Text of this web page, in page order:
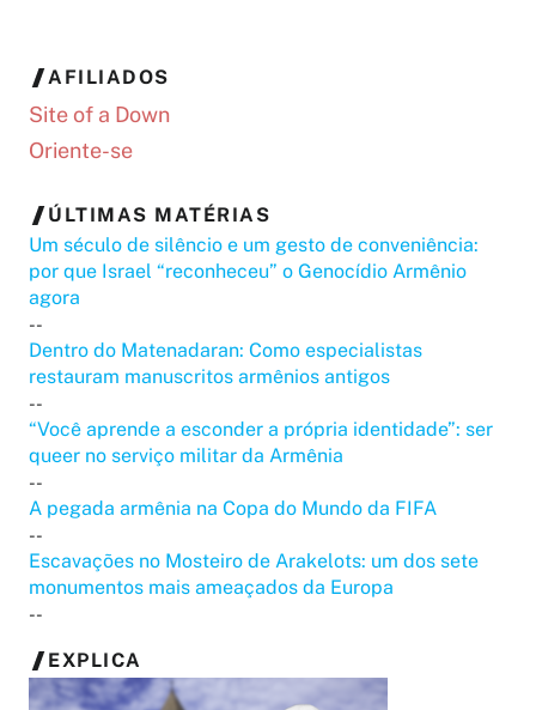
AFILIADOS
Site of a Down
Oriente-se
ÚLTIMAS MATÉRIAS
Um século de silêncio e um gesto de conveniência:
por que Israel “reconheceu” o Genocídio Armênio
agora
--
Dentro do Matenadaran: Como especialistas
restauram manuscritos armênios antigos
--
“Você aprende a esconder a própria identidade”: ser
queer no serviço militar da Armênia
--
A pegada armênia na Copa do Mundo da FIFA
--
Escavações no Mosteiro de Arakelots: um dos sete
monumentos mais ameaçados da Europa
--
EXPLICA